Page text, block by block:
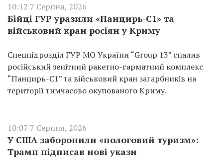
10:12 7 Серпня, 2026
Бійці ГУР уразили «Панцирь-С1» та
військовий кран росіян у Криму
Спецпідрозділ ГУР МО України “Group 13” спалив
російський зенітний ракетно-гарматний комплекс
“Панцирь-С1” та військовий кран загарбників на
території тимчасово окупованого Криму.
10:07 7 Серпня, 2026
У США заборонили «пологовий туризм»:
Трамп підписав нові укази